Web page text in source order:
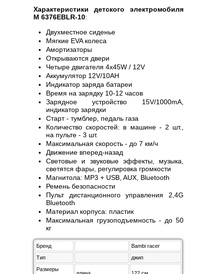
Характеристики детского электромобиля
M 6376EBLR-10:
Двухместное сиденье
Мягкие EVA колеса
Амортизаторы
Открываются двери
Четыре двигателя 4х45W / 12V
Аккумулятор 12V/10AH
Индикатор заряда батареи
Время на зарядку 10-12 часов
Зарядное устройство 15V/1000mA,
индикатор зарядки
Старт - тумблер, педаль газа
Количество скоростей: в машине - 2 шт.,
на пульте - 3 шт.
Максимальная скорость - до 7 км/ч
Движение вперед-назад
Световые и звуковые эффекты, музыка,
светятся фары, регулировка громкости
Магнитола: MP3 + USB, AUX, Bluetooth
Ремень безопасности
Пульт дистанционного управления 2,4G
Bluetooth
Материал корпуса: пластик
Максимальная грузоподъемность - до 50
кг
Бренд
Bambi racer
Тип
джип
Размеры